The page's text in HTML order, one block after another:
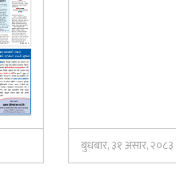
बुधबार, ३१ असार, २०८३